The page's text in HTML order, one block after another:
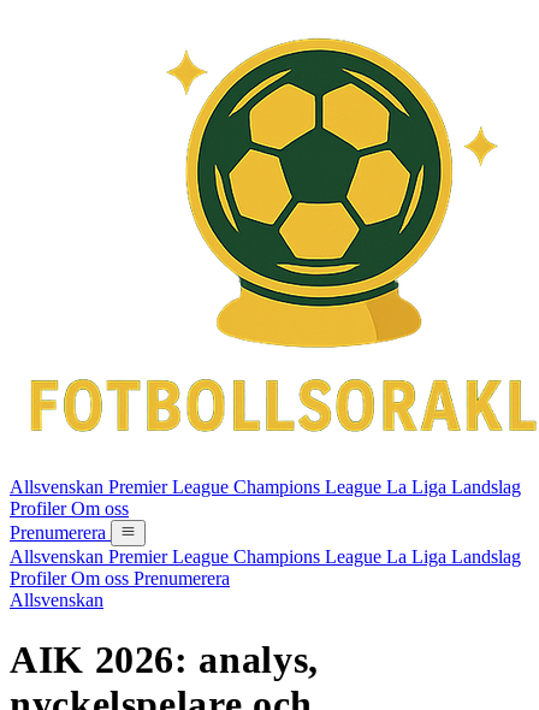
Allsvenskan Premier League Champions League La Liga Landslag
ProfilerOm oss
Prenumerera
Allsvenskan Premier League Champions League La Liga Landslag
ProfilerOm oss Prenumerera
Allsvenskan
AIK 2026: analys,